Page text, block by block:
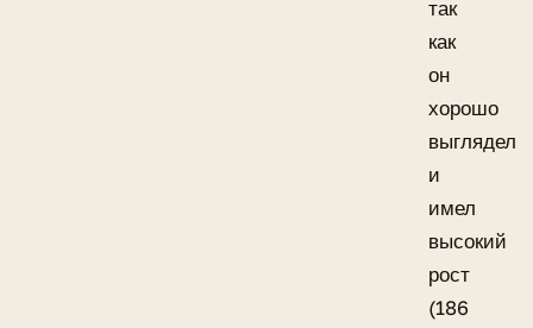
так
как
он
хорошо
выглядел
и
имел
высокий
рост
(186